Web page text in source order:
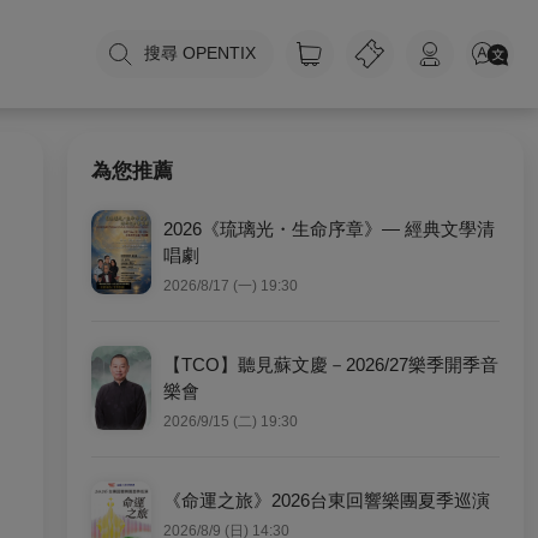
搜尋 OPENTIX
為您推薦
2026《琉璃光・生命序章》— 經典文學清
唱劇
2026/8/17 (一) 19:30
【TCO】聽見蘇文慶－2026/27樂季開季音
樂會
2026/9/15 (二) 19:30
《命運之旅》2026台東回響樂團夏季巡演
2026/8/9 (日) 14:30